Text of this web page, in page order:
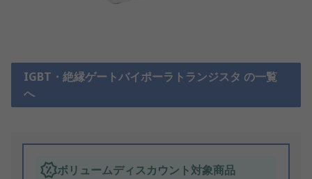
IGBT・絶縁ゲートバイポーラトランジスタ の一覧
へ
ボリュームディスカウント対象商品